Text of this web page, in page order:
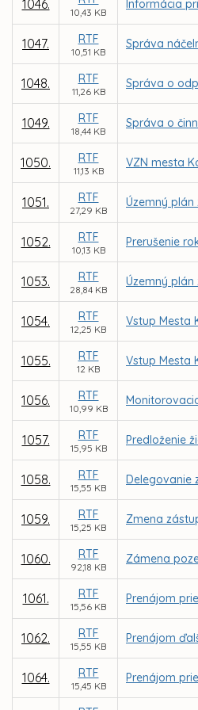
1046.
10,43 KB
Informácia
1047. RTF
10,51 KB
Správa
1048. RTF
11,26 KB
Správa o
1049. RTF
18,44 KB
Správa o
1050. RTF
11,13 KB
VZN mesta
1051. RTF
27,29 KB
Územný
1052. RTF
10,13 KB
Prerušenie
1053. RTF
28,84 KB
Územný plán
1054. RTF
12,25 KB
Vstup Mesta
1055. RTF
12 KB
Vstup Mesta
1056. RTF
10,99 KB
1057. RTF
15,95 KB
Predloženie
1058. RTF
15,55 KB
1059. RTF
15,25 KB
Zmena
1060. RTF
92,18 KB
Zámena
1061. RTF
15,56 KB
Prenájom
1062. RTF
15,55 KB
Prenájom
1064. RTF
15,45 KB
Prenájom